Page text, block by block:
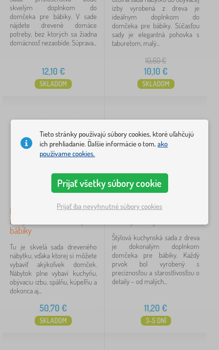
Dostupnosť
Typ ponuky
FILTROVANIE
skvelým doplnkom do
domčeka pre bábiky. V sade
nájdete drevené domáce
potreby, bez ktorých sa žiadna
domácnosť nezaobíde. Súprava...
12,10 €
SKLADOM
izby vyrobená z dreva je
ideálnym doplnkom do
domčeka pre bábiky. Súčasťou
sady je elegantná pohovka s
taburetom, malý...
10,60€
10,10 €
SKLADOM
Bigjigs Toys Drevený
nábytok do domčeka pre
bábiky
Tu je skvelá sada dreveného
nábytku, vďaka ktorej si môžete
vybaviť akýkoľvek domček.
Nábytok plne vybaví kuchyňu,
obývaciu izbu, spálňu, kúpeľňu a
dokonca aj...
50,70 €
SKLADOM
Nábytok do domčeka pre
Štýlová kuchynská sada z dreva
je dokonalým doplnkom
domčeka pre bábiky. Každý
prvok bol vyrobený s
precíznosťou a starostlivosťou o
detaily – od malých...
11,20 €
3-5 DNÍ
Tieto stránky používajú súbory cookies, ktoré uľahčujú
ich prehliadanie. Ďalšie informácie o tom,ako
používame cookies.
Prijať všetky súbory cookie
Prijať iba nevyhnutné súbory cookies